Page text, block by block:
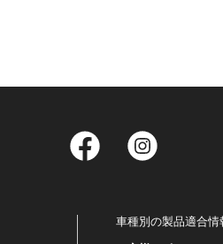
Facebook
車種別の製品適合情